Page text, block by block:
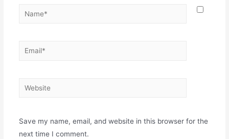
Name*
Email*
Website
Save my name, email, and website in this browser for the
next time I comment.